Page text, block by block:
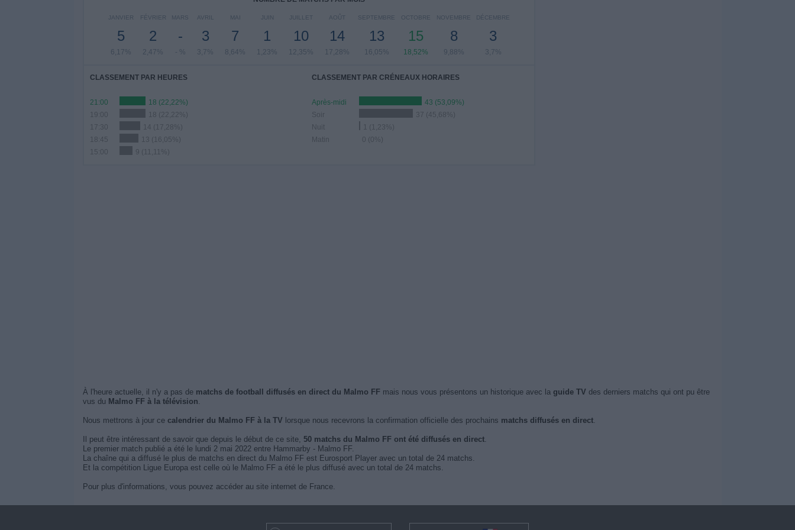
JANVIER
5
6,17%
FÉVRIER
2
2,47%
MARS
-
- %
AVRIL
3
3,7%
MAI
7
8,64%
JUIN
1
1,23%
JUILLET
10
12,35%
AOÛT
14
17,28%
SEPTEMBRE
13
16,05%
OCTOBRE
15
18,52%
NOVEMBRE
8
9,88%
DÉCEMBRE
3
3,7%
CLASSEMENT PAR HEURES
21:00
18 (22,22%)
19:00
18 (22,22%)
17:30
14 (17,28%)
18:45
13 (16,05%)
15:00
9 (11,11%)
CLASSEMENT PAR CRÉNEAUX HORAIRES
Après-midi
43 (53,09%)
Soir
37 (45,68%)
Nuit
1 (1,23%)
Matin
0 (0%)
À l'heure actuelle, il n'y a pas de matchs de football diffusés en direct du Malmo FFmais nous vous présentons un historique avec la guide TV des derniers matchs qui ont pu être
vus du Malmo FF à la télévision.
Nous mettrons à jour ce calendrier du Malmo FF à la TV lorsque nous recevrons la confirmation officielle des prochains matchs diffusés en direct.
Il peut être intéressant de savoir que depuis le début de ce site, 50 matchs du Malmo FF ont été diffusés en direct.
Le premier match publié a été le lundi 2 mai 2022 entre Hammarby - Malmo FF.
La chaîne qui a diffusé le plus de matchs en direct du Malmo FF est Eurosport Player avec un total de 24 matchs.
Et la compétition Ligue Europa est celle où le Malmo FF a été le plus diffusé avec un total de 24 matchs.
Pour plus d'informations, vous pouvez accéder au site internet de France.